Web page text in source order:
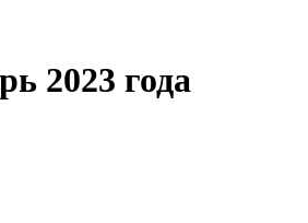
2023 года